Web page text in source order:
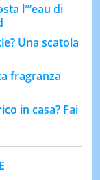
l'”eau di
Una scatola
fragranza
in casa? Fai